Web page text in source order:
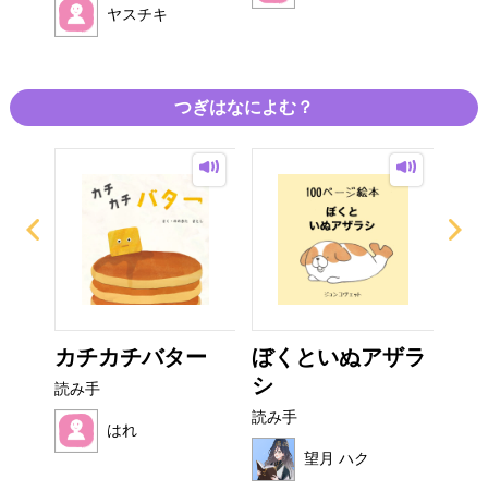
ヤスチキ
つぎはなによむ？
カチカチバター
読み手
はれ
ぼくといぬアザラ
シ
読み手
望月 ハク